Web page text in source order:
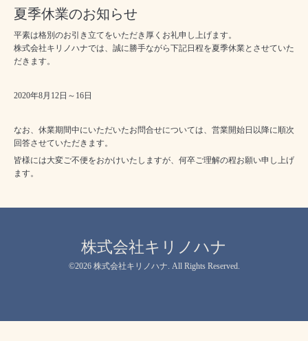
夏季休業のお知らせ
平素は格別のお引き立てをいただき厚くお礼申し上げます。
株式会社キリノハナでは、誠に勝手ながら下記日程を夏季休業とさせていた
だきます。
2020年8月12日～16日
なお、休業期間中にいただいたお問合せについては、営業開始日以降に順次
回答させていただきます。
皆様には大変ご不便をおかけいたしますが、何卒ご理解の程お願い申し上げ
ます。
株式会社キリノハナ
©2026 株式会社キリノハナ . All Rights Reserved.